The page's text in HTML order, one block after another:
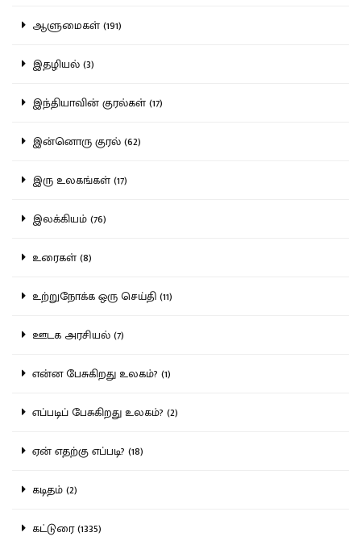
ஆளுமைகள் (191)
இதழியல் (3)
இந்தியாவின் குரல்கள் (17)
இன்னொரு குரல் (62)
இரு உலகங்கள் (17)
இலக்கியம் (76)
உரைகள் (8)
உற்றுநோக்க ஒரு செய்தி (11)
ஊடக அரசியல் (7)
என்ன பேசுகிறது உலகம்? (1)
எப்படிப் பேசுகிறது உலகம்? (2)
ஏன் எதற்கு எப்படி? (18)
கடிதம் (2)
கட்டுரை (1335)